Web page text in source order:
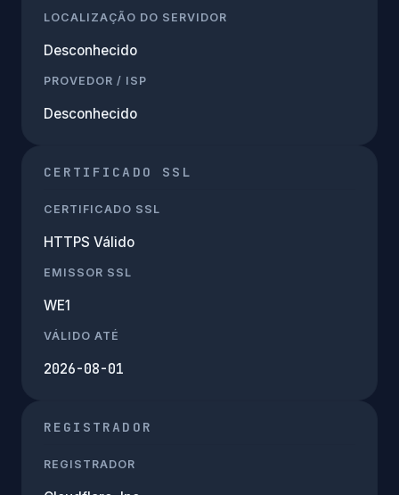
LOCALIZAÇÃO DO SERVIDOR
Desconhecido
PROVEDOR / ISP
Desconhecido
CERTIFICADO SSL
CERTIFICADO SSL
HTTPS Válido
EMISSOR SSL
WE1
VÁLIDO ATÉ
2026-08-01
REGISTRADOR
REGISTRADOR